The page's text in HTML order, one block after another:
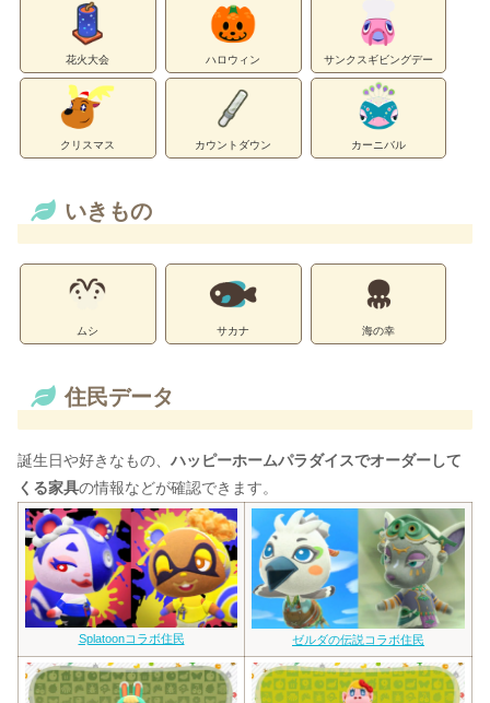
花火大会 ハロウィン サンクスギビングデー
クリスマス カウントダウン カーニバル
いきもの
ムシ サカナ 海の幸
住民データ
誕生日や好きなもの、 ハッピーホームパラダイスでオーダーして
くる家具の情報などが確認できます。
Splatoonコラボ住民 ゼルダの伝説コラボ住民